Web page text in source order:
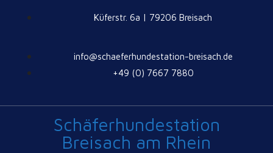
Küferstr. 6a | 79206 Breisach
info@schaeferhundestation-breisach.de
+49 (0) 7667 7880
Schäferhundestation
Breisach am Rhein